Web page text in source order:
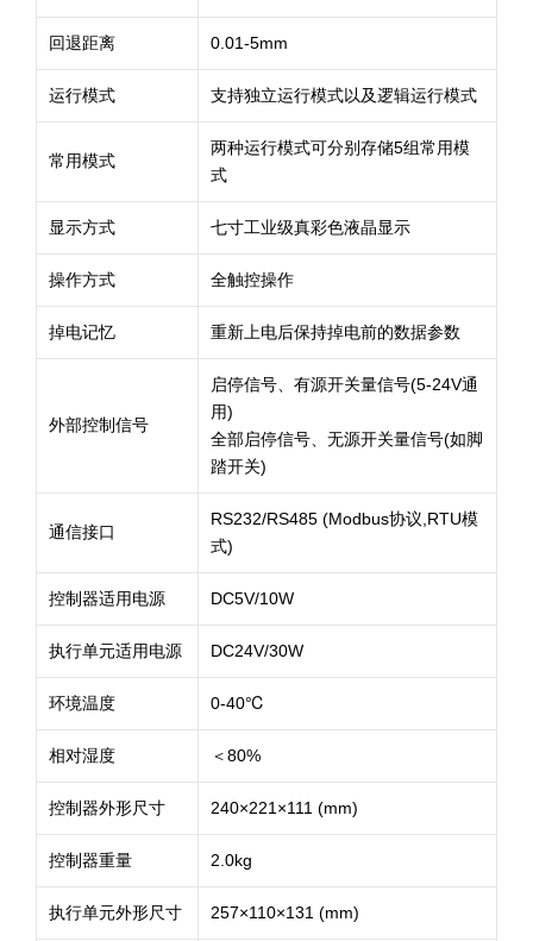
回退距离 0.01-5mm
运行模式 支持独立运行模式以及逻辑运行模式
常用模式
两种运行模式可分别存储5组常用模
式
显示方式 七寸工业级真彩色液晶显示
操作方式 全触控操作
掉电记忆 重新上电后保持掉电前的数据参数
外部控制信号
启停信号、有源开关量信号(5-24V通
用)
全部启停信号、无源开关量信号(如脚
踏开关)
通信接口
RS232/RS485 (Modbus协议,RTU模
式)
控制器适用电源 DC5V/10W
执行单元适用电源 DC24V/30W
环境温度 0-40℃
相对湿度 ＜80%
控制器外形尺寸 240×221×111 (mm)
控制器重量 2.0kg
执行单元外形尺寸 257×110×131 (mm)